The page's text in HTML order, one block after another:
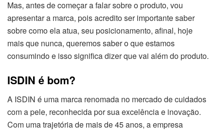
Mas, antes de começar a falar sobre o produto, vou
apresentar a marca, pois acredito ser importante saber
sobre como ela atua, seu posicionamento, afinal, hoje
mais que nunca, queremos saber o que estamos
consumindo e isso significa dizer que vai além do produto.
ISDIN é bom?
A ISDIN é uma marca renomada no mercado de cuidados
com a pele, reconhecida por sua excelência e inovação.
Com uma trajetória de mais de 45 anos, a empresa